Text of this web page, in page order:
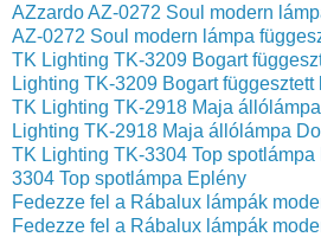
AZzardo AZ-0272 Soul modern
AZ-0272 Soul modern lámpa
TK Lighting TK-3209 Bogart
Lighting TK-3209 Bogart függesztett
TK Lighting TK-2918 Maja
Lighting TK-2918 Maja állólámpa
TK Lighting TK-3304 Top spotlámpa
3304 Top spotlámpa Eplény
Fedezze fel a Rábalux lámpák
Fedezze fel a Rábalux lámpák